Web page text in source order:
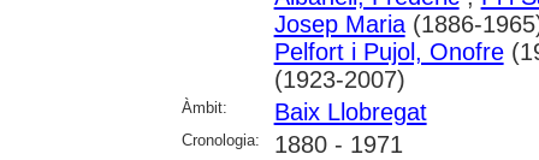
Josep Maria(1886-
Pelfort i Pujol, Onofre
(1923-2007)
Àmbit: Baix Llobregat
Cronologia: 1880 - 1971